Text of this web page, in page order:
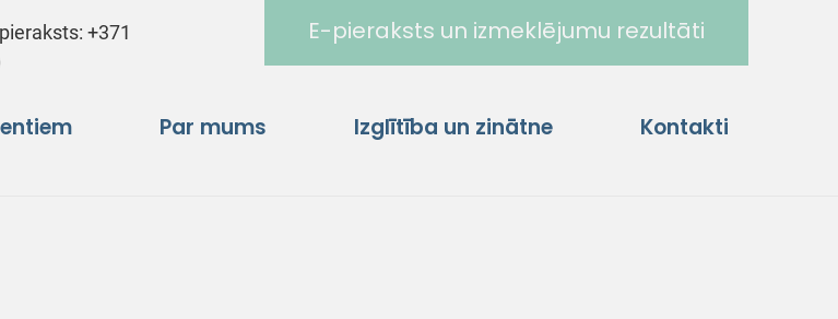
+371
E-pieraksts un izmeklējumu rezultāti
Par mums Izglītība un zinātne Kontakti